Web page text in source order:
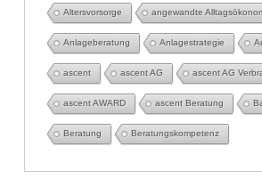
Altersvorsorge angewandte
Anlageberatung Anlagestrategie
ascent ascent AG ascent AG
ascent AWARD ascent Beratung
Beratung Beratungskompetenz